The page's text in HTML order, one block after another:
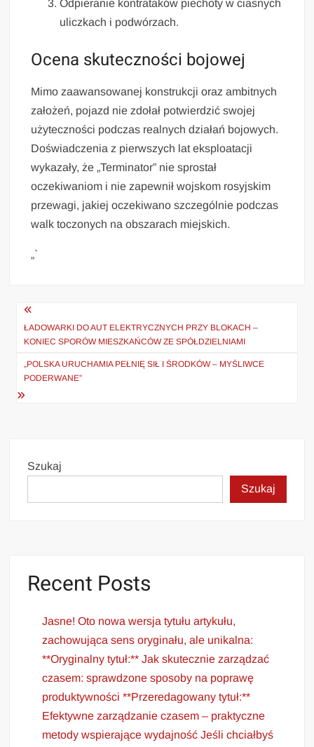
Odpieranie kontrataków piechoty w ciasnych
uliczkach i podwórzach.
Ocena skuteczności bojowej
Mimo zaawansowanej konstrukcji oraz ambitnych
założeń, pojazd nie zdołał potwierdzić swojej
użyteczności podczas realnych działań bojowych.
Doświadczenia z pierwszych lat eksploatacji
wykazały, że „Terminator” nie sprostał
oczekiwaniom i nie zapewnił wojskom rosyjskim
przewagi, jakiej oczekiwano szczególnie podczas
walk toczonych na obszarach miejskich.
„`
Nawigacja
wpisu
ŁADOWARKI DO AUT ELEKTRYCZNYCH PRZY BLOKACH –
KONIEC SPORÓW MIESZKAŃCÓW ZE SPÓŁDZIELNIAMI
„POLSKA URUCHAMIA PEŁNIĘ SIŁ I ŚRODKÓW – MYŚLIWCE
PODERWANE”
Szukaj
Szukaj
Recent Posts
Jasne! Oto nowa wersja tytułu artykułu,
zachowująca sens oryginału, ale unikalna:
**Oryginalny tytuł:** Jak skutecznie zarządzać
czasem: sprawdzone sposoby na poprawę
produktywności **Przeredagowany tytuł:**
Efektywne zarządzanie czasem – praktyczne
metody wspierające wydajność Jeśli chciałbyś